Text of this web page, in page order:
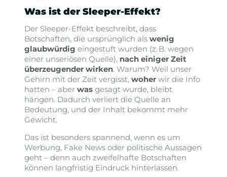
Was ist der Sleeper-Effekt?
Der Sleeper-Effekt beschreibt, dass
Botschaften, die ursprünglich als wenig
glaubwürdig eingestuft wurden (z. B. wegen
einer unseriösen Quelle), nach einiger Zeit
überzeugender wirken. Warum? Weil unser
Gehirn mit der Zeit vergisst, woher wir die Info
hatten – aber was gesagt wurde, bleibt
hängen. Dadurch verliert die Quelle an
Bedeutung, und der Inhalt bekommt mehr
Gewicht.
Das ist besonders spannend, wenn es um
Werbung, Fake News oder politische Aussagen
geht – denn auch zweifelhafte Botschaften
können langfristig Eindruck hinterlassen.